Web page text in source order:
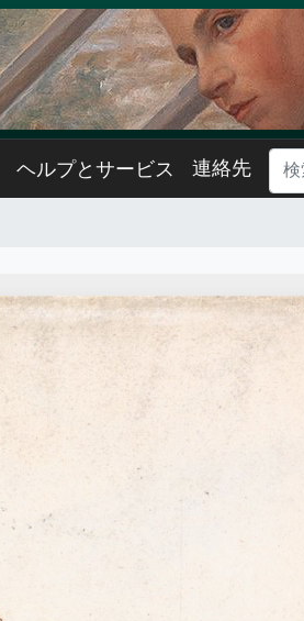
ヘルプとサービス 連絡先